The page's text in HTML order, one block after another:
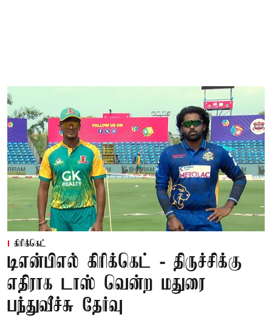
கிரிக்கெட்
டிஎன்பிஎல் கிரிக்கெட் - திருச்சிக்கு
எதிராக டாஸ் வென்ற மதுரை
பந்துவீச்சு தேர்வு